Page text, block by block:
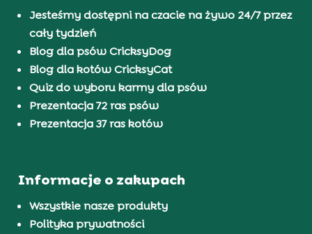
Jesteśmy dostępni na czacie na żywo 24/7 przez
cały tydzień
Blog dla psów CricksyDog
Blog dla kotów CricksyCat
Quiz do wyboru karmy dla psów
Prezentacja 72 ras psów
Prezentacja 37 ras kotów
Informacje o zakupach
Wszystkie nasze produkty
Polityka prywatności